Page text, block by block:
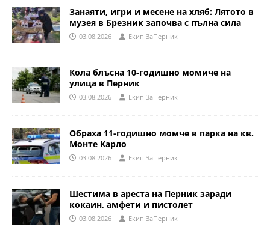
Занаяти, игри и месене на хляб: Лятото в
музея в Брезник започва с пълна сила
03.08.2026 Eкип ЗаПерник
Кола блъсна 10-годишно момиче на
улица в Перник
03.08.2026 Eкип ЗаПерник
Обраха 11-годишно момче в парка на кв.
Монте Карло
03.08.2026 Eкип ЗаПерник
Шестима в ареста на Перник заради
кокаин, амфети и пистолет
03.08.2026 Eкип ЗаПерник